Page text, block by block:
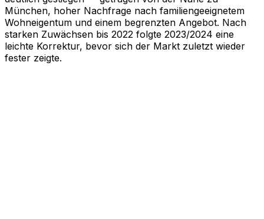
München, hoher Nachfrage nach familiengeeignetem
Wohneigentum und einem begrenzten Angebot. Nach
starken Zuwächsen bis 2022 folgte 2023/2024 eine
leichte Korrektur, bevor sich der Markt zuletzt wieder
fester zeigte.